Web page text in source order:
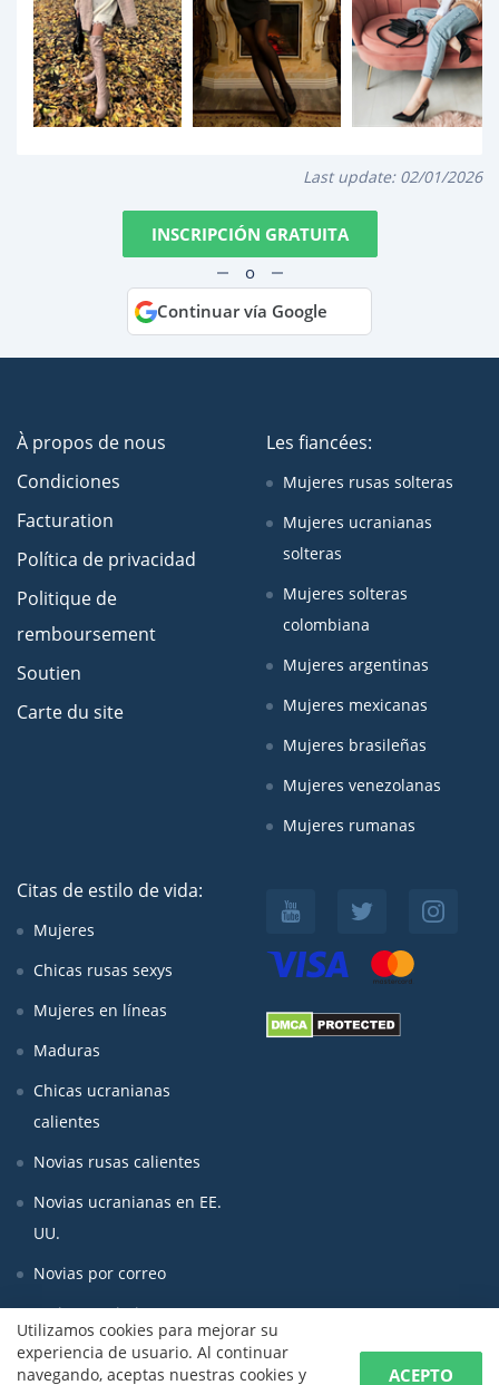
Last update: 02/01/2026
INSCRIPCIÓN GRATUITA
o
Continuar vía Google
À propos de nous
Condiciones
Facturation
Política de privacidad
Politique de
remboursement
Soutien
Carte du site
Les fiancées:
Mujeres rusas solteras
Mujeres ucranianas
solteras
Mujeres solteras
colombiana
Mujeres argentinas
Mujeres mexicanas
Mujeres brasileñas
Mujeres venezolanas
Mujeres rumanas
Citas de estilo de vida:
Mujeres
Chicas rusas sexys
Mujeres en líneas
Maduras
Chicas ucranianas
calientes
Novias rusas calientes
Novias ucranianas en EE.
UU.
Novias por correo
Mujeres asiaticas
Utilizamos cookies para mejorar su
experiencia de usuario. Al continuar
navegando, aceptas nuestras cookies y
ACEPTO